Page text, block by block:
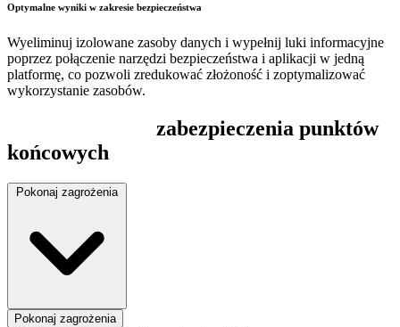
Optymalne wyniki w zakresie bezpieczeństwa
Wyeliminuj izolowane zasoby danych i wypełnij luki informacyjne
poprzez połączenie narzędzi bezpieczeństwa i aplikacji w jedną
platformę, co pozwoli zredukować złożoność i zoptymalizować
wykorzystanie zasobów.
zabezpieczenia punktów
końcowych
Pokonaj zagrożenia
Pokonaj zagrożenia